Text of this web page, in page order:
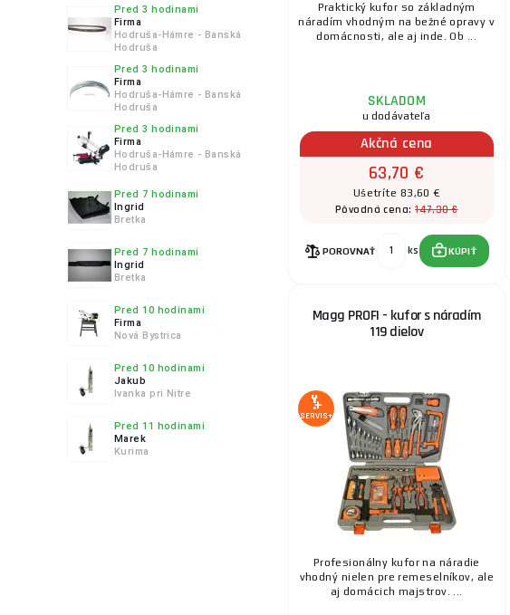
Pred 3 hodinami
Firma
Hodruša-Hámre - Banská
Hodruša
Pred 3 hodinami
Firma
Hodruša-Hámre - Banská
Hodruša
Pred 3 hodinami
Firma
Hodruša-Hámre - Banská
Hodruša
Pred 7 hodinami
Ingrid
Bretka
Pred 7 hodinami
Ingrid
Bretka
Pred 10 hodinami
Firma
Nová Bystrica
Pred 10 hodinami
Jakub
Ivanka pri Nitre
Pred 11 hodinami
Marek
Kurima
Praktický kufor so základným
náradím vhodným na bežné opravy v
domácnosti, ale aj inde. Ob ...
SKLADOM
u dodávateľa
Akčná cena
63,70 €
Ušetríte 83,60 €
Pôvodná cena:147,30 €
POROVNAŤ ks KÚPIŤ
Magg PROFI - kufor s náradím
119 dielov
SERVIS+
Profesionálny kufor na náradie
vhodný nielen pre remeselníkov, ale
aj domácich majstrov. ...